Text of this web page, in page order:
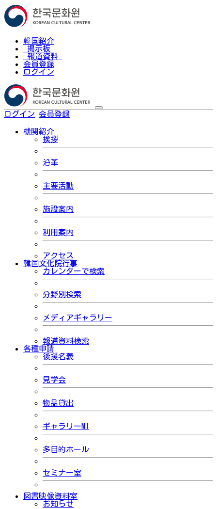
韓国紹介
掲示板
報道資料
会員登録
ログイン
ログイン 会員登録
機関紹介
挨拶
沿革
主要活動
施設案内
利用案内
アクセス
韓国文化院行事
カレンダーで検索
分野別検索
メディアギャラリー
報道資料検索
各種申請
後援名義
見学会
物品貸出
ギャラリーMI
多目的ホール
セミナー室
図書映像資料室
お知らせ